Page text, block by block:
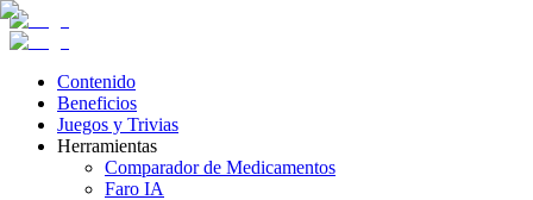
Contenido
Beneficios
Juegos y Trivias
Herramientas
Comparador de Medicamentos
Faro IA